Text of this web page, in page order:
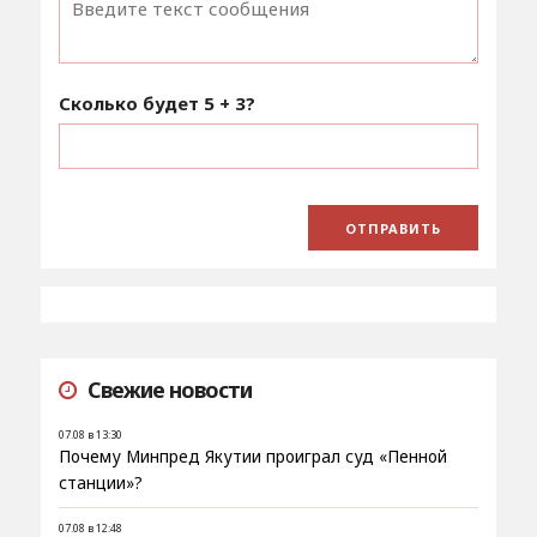
Сколько будет 5 + 3?
Свежие новости
07.08 в 13:30
Почему Минпред Якутии проиграл суд «Пенной
станции»?
07.08 в 12:48